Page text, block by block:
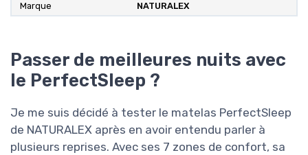
Marque NATURALEX
Passer de meilleures nuits avec
le PerfectSleep ?
Je me suis décidé à tester le matelas PerfectSleep
de NATURALEX après en avoir entendu parler à
plusieurs reprises. Avec ses 7 zones de confort, sa